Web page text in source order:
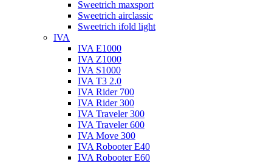
Sweetrich maxsport
Sweetrich airclassic
Sweetrich ifold light
IVA
IVA E1000
IVA Z1000
IVA S1000
IVA T3 2.0
IVA Rider 700
IVA Rider 300
IVA Traveler 300
IVA Traveler 600
IVA Move 300
IVA Robooter E40
IVA Robooter E60